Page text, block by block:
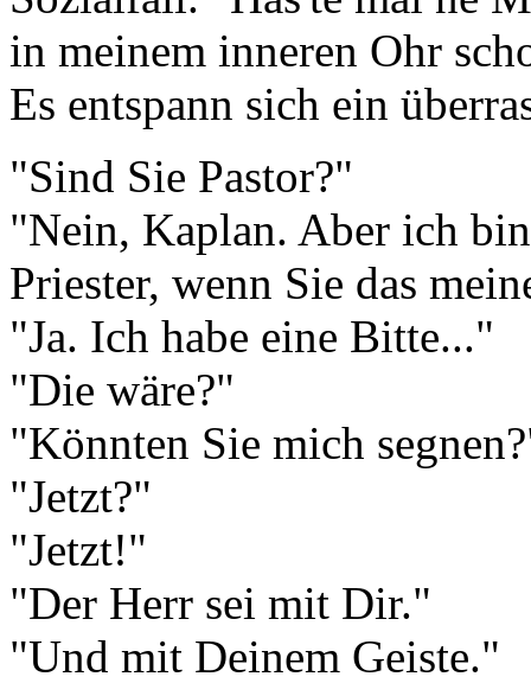
in meinem inneren Ohr
Es entspann sich ein
"Sind Sie Pastor?"
"Nein, Kaplan. Aber ich
Priester, wenn Sie das
"Ja. Ich habe eine Bitte..."
"Die wäre?"
"Könnten Sie mich
"Jetzt?"
"Jetzt!"
"Der Herr sei mit Dir."
"Und mit Deinem Geiste."